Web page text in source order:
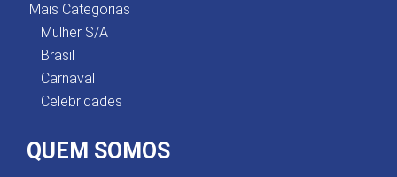
Mais Categorias
Mulher S/A
Brasil
Carnaval
Celebridades
QUEM SOMOS